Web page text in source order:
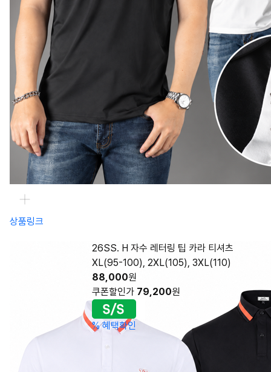
상품링크
26SS. H 자수 레터링 팁 카라 티셔츠
XL(95-100), 2XL(105), 3XL(110)
88,000원
쿠폰할인가 79,200원
% 혜택확인